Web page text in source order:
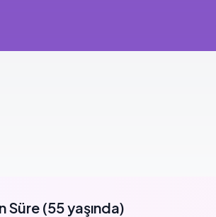
Süre(55 yaşında)